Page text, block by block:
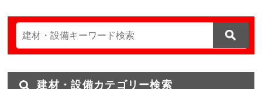
建材・設備カテゴリー検索